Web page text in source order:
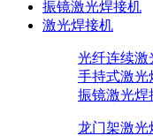
振镜激光焊接机
激光焊接机
光纤连续激
手持式激光
振镜激光焊
龙门架激光